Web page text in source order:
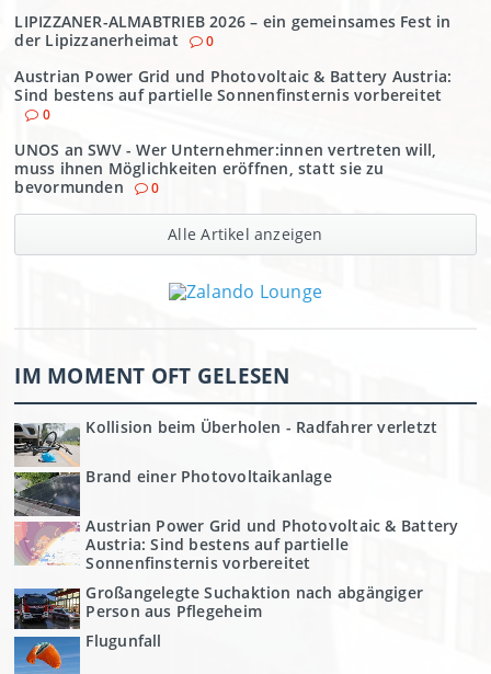
LIPIZZANER-ALMABTRIEB 2026 – ein gemeinsames Fest in
der Lipizzanerheimat
0
Austrian Power Grid und Photovoltaic & Battery Austria:
Sind bestens auf partielle Sonnenfinsternis vorbereitet
0
UNOS an SWV - Wer Unternehmer:innen vertreten will,
muss ihnen Möglichkeiten eröffnen, statt sie zu
bevormunden
0
Alle Artikel anzeigen
IM MOMENT OFT GELESEN
Kollision beim Überholen - Radfahrer verletzt
Brand einer Photovoltaikanlage
Austrian Power Grid und Photovoltaic & Battery
Austria: Sind bestens auf partielle
Sonnenfinsternis vorbereitet
Großangelegte Suchaktion nach abgängiger
Person aus Pflegeheim
Flugunfall